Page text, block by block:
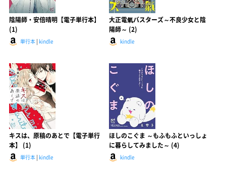
陰陽師・安倍晴明【電子単行本】
(1)
単行本 | kindle
大正電氣バスターズ～不良少女と陰
陽師～ (2)
kindle
キスは、原稿のあとで【電子単行
本】 (1)
単行本 | kindle
ほしのこぐま ～もふもふといっしょ
に暮らしてみました～ (4)
kindle